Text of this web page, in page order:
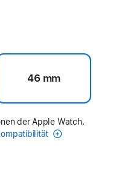
46 mm
der Apple Watch.